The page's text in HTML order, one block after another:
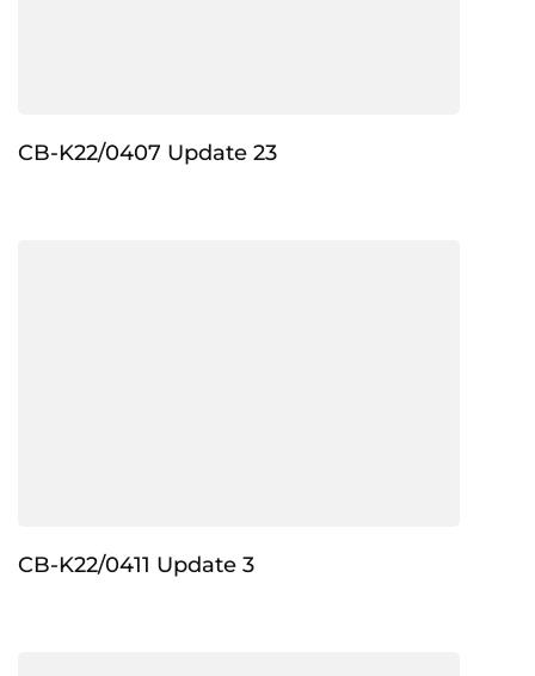
CB-K22/0407 Update 23
CB-K22/0411 Update 3